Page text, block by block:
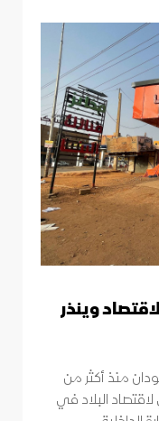
وينذر
منذ أكثر من
البلاد في